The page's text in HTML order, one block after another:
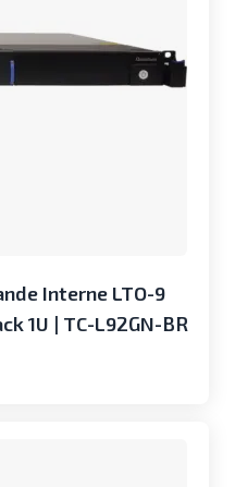
Interne LTO-9
1U | TC-L92GN-BR